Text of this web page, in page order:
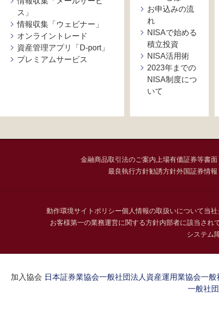
ス」
情報収集「ウェビナー」
オンライントレード
資産管理アプリ「D-port」
プレミアムサービス
お申込みの流
れ
NISAで始める
積立投資
NISA活用術
2023年までの
NISA制度につ
いて
金融商品取引法のご案内 上場有価証券等書
最良執行方針勧誘方針外国証券情
動作環境サイトポリシー個人情報の取扱いについて当
お客様第一の業務運営に関する方針内部者に該当され
システム
加入協会：日本証券業協会一般社団法人資産運用業協会一般
一般社